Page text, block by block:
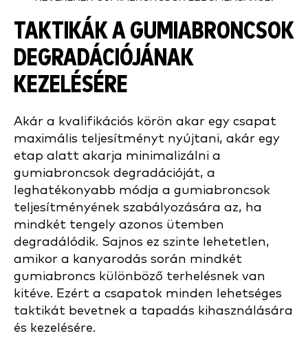
TAKTIKÁK A GUMIABRONCSOK
DEGRADÁCIÓJÁNAK
KEZELÉSÉRE
Akár a kvalifikációs körön akar egy csapat
maximális teljesítményt nyújtani, akár egy
etap alatt akarja minimalizálni a
gumiabroncsok degradációját, a
leghatékonyabb módja a gumiabroncsok
teljesítményének szabályozására az, ha
mindkét tengely azonos ütemben
degradálódik. Sajnos ez szinte lehetetlen,
amikor a kanyarodás során mindkét
gumiabroncs különböző terhelésnek van
kitéve. Ezért a csapatok minden lehetséges
taktikát bevetnek a tapadás kihasználására
és kezelésére.